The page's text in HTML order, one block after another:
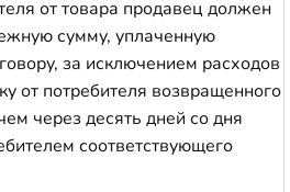
от товара продавец должен
сумму, уплаченную
за исключением расходов
от потребителя возвращенного
через десять дней со дня
соответствующего